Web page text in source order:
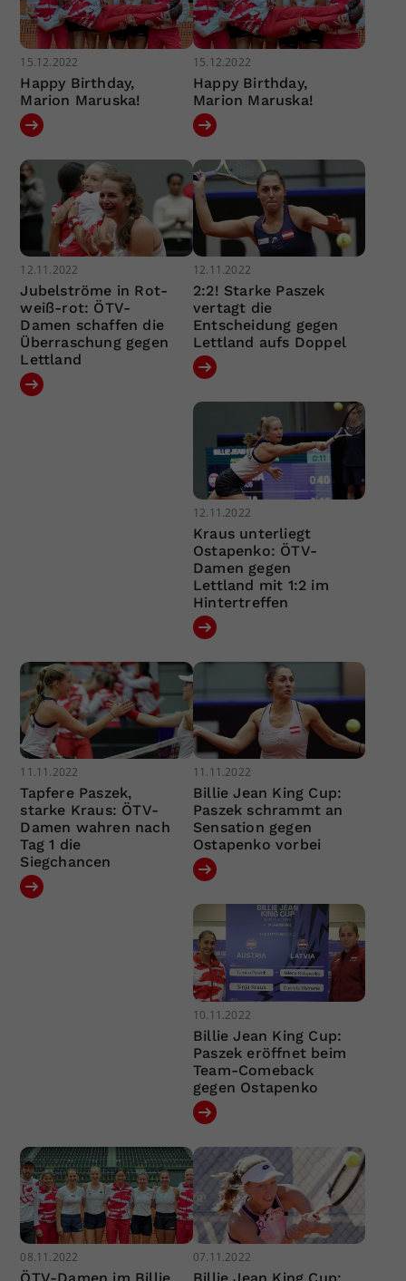
15.12.2022
Happy Birthday,
Marion Maruska!
15.12.2022
Happy Birthday,
Marion Maruska!
12.11.2022
Jubelströme in Rot-
weiß-rot: ÖTV-
Damen schaffen die
Überraschung gegen
Lettland
12.11.2022
2:2! Starke Paszek
vertagt die
Entscheidung gegen
Lettland aufs Doppel
12.11.2022
Kraus unterliegt
Ostapenko: ÖTV-
Damen gegen
Lettland mit 1:2 im
Hintertreffen
11.11.2022
Tapfere Paszek,
starke Kraus: ÖTV-
Damen wahren nach
Tag 1 die
Siegchancen
11.11.2022
Billie Jean King Cup:
Paszek schrammt an
Sensation gegen
Ostapenko vorbei
10.11.2022
Billie Jean King Cup:
Paszek eröffnet beim
Team-Comeback
gegen Ostapenko
08.11.2022 07.11.2022